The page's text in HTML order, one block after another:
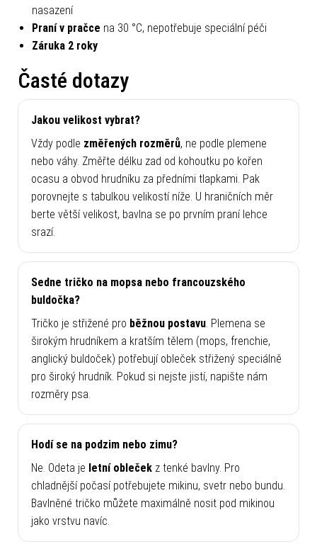
nasazení
Praní v pračce na 30 °C, nepotřebuje speciální péči
Záruka 2 roky
Časté dotazy
Jakou velikost vybrat?
Vždy podle změřených rozměrů, ne podle plemene
nebo váhy. Změřte délku zad od kohoutku po kořen
ocasu a obvod hrudníku za předními tlapkami. Pak
porovnejte s tabulkou velikostí níže. U hraničních měr
berte větší velikost, bavlna se po prvním praní lehce
srazí.
Sedne tričko na mopsa nebo francouzského
buldočka?
Tričko je střižené pro běžnou postavu . Plemena se
širokým hrudníkem a kratším tělem (mops, frenchie,
anglický buldoček) potřebují obleček střižený speciálně
pro široký hrudník. Pokud si nejste jistí, napište nám
rozměry psa.
Hodí se na podzim nebo zimu?
Ne. Odeta je letní obleček z tenké bavlny. Pro
chladnější počasí potřebujete mikinu, svetr nebo bundu.
Bavlněné tričko můžete maximálně nosit pod mikinou
jako vrstvu navíc.